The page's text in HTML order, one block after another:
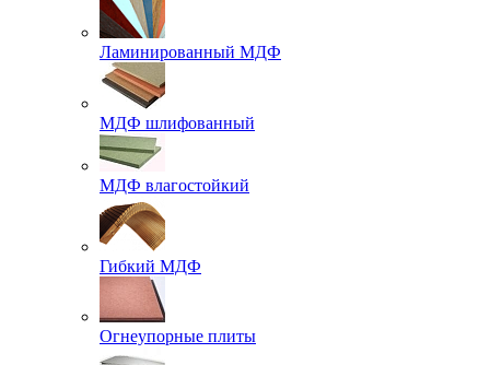
Ламинированный МДФ
МДФ шлифованный
МДФ влагостойкий
Гибкий МДФ
Огнеупорные плиты